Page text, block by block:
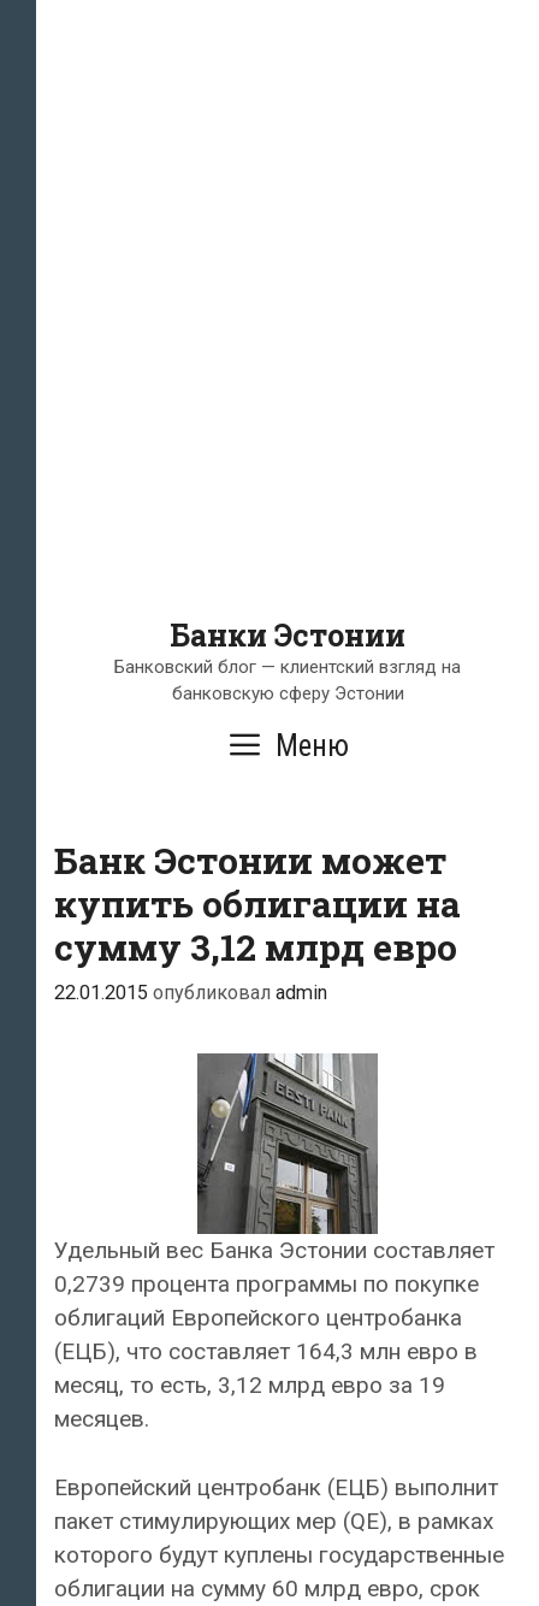
Банки Эстонии
Банковский блог — клиентский взгляд на
банковскую сферу Эстонии
Меню
Банк Эстонии может
купить облигации на
сумму 3,12 млрд евро
22.01.2015 опубликовал admin
Удельный вес Банка Эстонии составляет
0,2739 процента программы по покупке
облигаций Европейского центробанка
(ЕЦБ), что составляет 164,3 млн евро в
месяц, то есть, 3,12 млрд евро за 19
месяцев.
Европейский центробанк (ЕЦБ) выполнит
пакет стимулирующих мер (QE), в рамках
которого будут куплены государственные
облигации на сумму 60 млрд евро, срок